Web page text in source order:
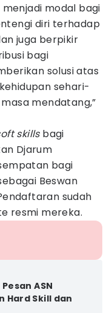
modal bagi
diri terhadap
juga berpikir
bagi
solusi atas
sehari-
mendatang,”
skillsbagi
Djarum
bagi
Beswan
sudah
resmi mereka.
ASN
Hard Skill dan